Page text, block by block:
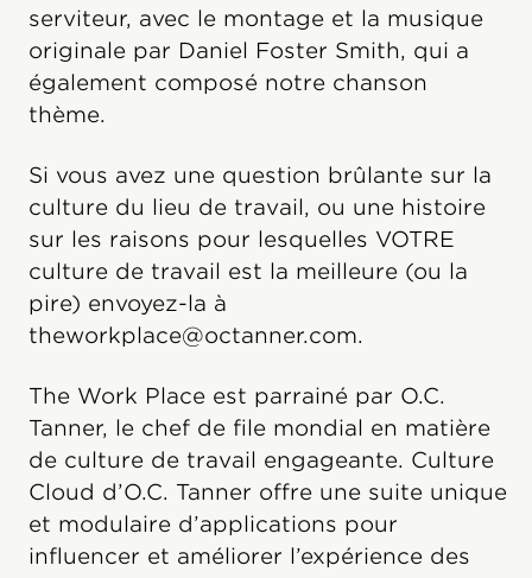
serviteur, avec le montage et la musique
originale par Daniel Foster Smith, qui a
également composé notre chanson
thème.
Si vous avez une question brûlante sur la
culture du lieu de travail, ou une histoire
sur les raisons pour lesquelles VOTRE
culture de travail est la meilleure (ou la
pire) envoyez-la à
theworkplace@octanner.com.
The Work Place est parrainé par O.C.
Tanner, le chef de file mondial en matière
de culture de travail engageante. Culture
Cloud️ d’O.C. Tanner offre une suite unique
et modulaire d’applications pour
influencer et améliorer l’expérience des